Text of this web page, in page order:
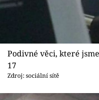
Podivné věci, které
17
Zdroj: sociální sítě